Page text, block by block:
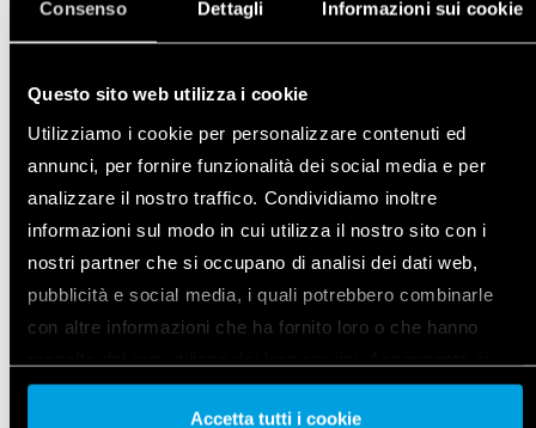
Consenso Dettagli Informazioni sui cookie
Questo sito web utilizza i cookie
Utilizziamo i cookie per personalizzare contenuti ed
annunci, per fornire funzionalità dei social media e per
analizzare il nostro traffico. Condividiamo inoltre
informazioni sul modo in cui utilizza il nostro sito con i
nostri partner che si occupano di analisi dei dati web,
pubblicità e social media, i quali potrebbero combinarle
con altre informazioni che ha fornito loro o che hanno
nostri cookie se continua ad utilizzare il nostro sito web.
Accetta tutti i cookie